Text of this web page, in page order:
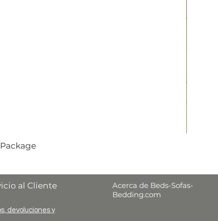
al Cliente
devoluciones y
Acerca de Beds-Sofas-
Bedding.com